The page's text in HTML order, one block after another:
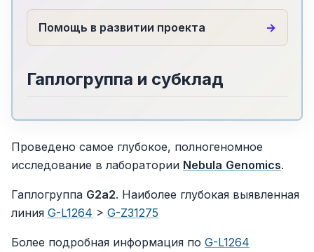
Помощь в развитии проекта
Гаплогруппа и субклад
Проведено самое глубокое, полногеномное
исследование в лаборатории Nebula Genomics.
Гаплогруппа G2a2. Наиболее глубокая выявленная
линия G-L1264 > G-Z31275
Более подробная информация по G-L1264